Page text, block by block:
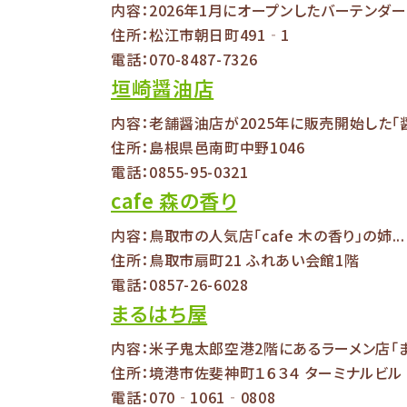
内容：2026年1月にオープンしたバーテンダ
住所：松江市朝日町491‐1
電話：070-8487-7326
垣崎醤油店
内容：老舗醤油店が2025年に販売開始した「
住所：島根県邑南町中野1046
電話：0855-95-0321
cafe 森の香り
内容：鳥取市の人気店「cafe 木の香り」の姉...
住所：鳥取市扇町21 ふれあい会館1階
電話：0857-26-6028
まるはち屋
内容：米子鬼太郎空港2階にあるラーメン店「
住所：境港市佐斐神町１６３４ ターミナルビル
電話：070‐1061‐0808